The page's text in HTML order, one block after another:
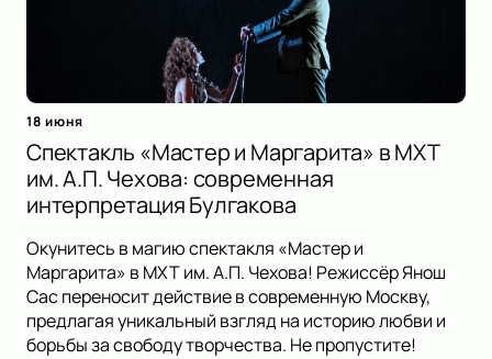
18 июня
Спектакль «Мастер и Маргарита» в МХТ
им. А.П. Чехова: современная
интерпретация Булгакова
Окунитесь в магию спектакля «Мастер и
Маргарита» в МХТ им. А.П. Чехова! Режиссёр Янош
Сас переносит действие в современную Москву,
предлагая уникальный взгляд на историю любви и
борьбы за свободу творчества. Не пропустите!